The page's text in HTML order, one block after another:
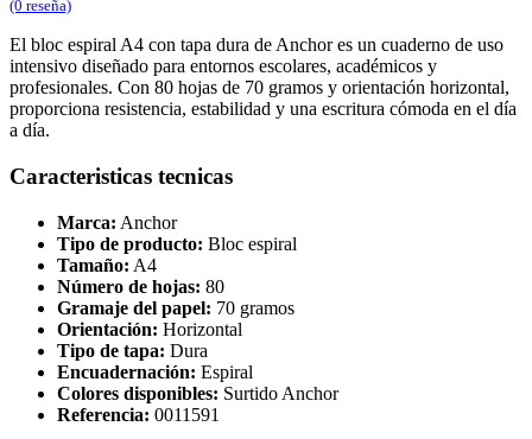
(0 reseña)
El bloc espiral A4 con tapa dura de Anchor es un cuaderno de uso
intensivo diseñado para entornos escolares, académicos y
profesionales. Con 80 hojas de 70 gramos y orientación horizontal,
proporciona resistencia, estabilidad y una escritura cómoda en el día
a día.
Caracteristicas tecnicas
Marca: Anchor
Tipo de producto: Bloc espiral
Tamaño: A4
Número de hojas: 80
Gramaje del papel: 70 gramos
Orientación: Horizontal
Tipo de tapa: Dura
Encuadernación: Espiral
Colores disponibles: Surtido Anchor
Referencia: 0011591